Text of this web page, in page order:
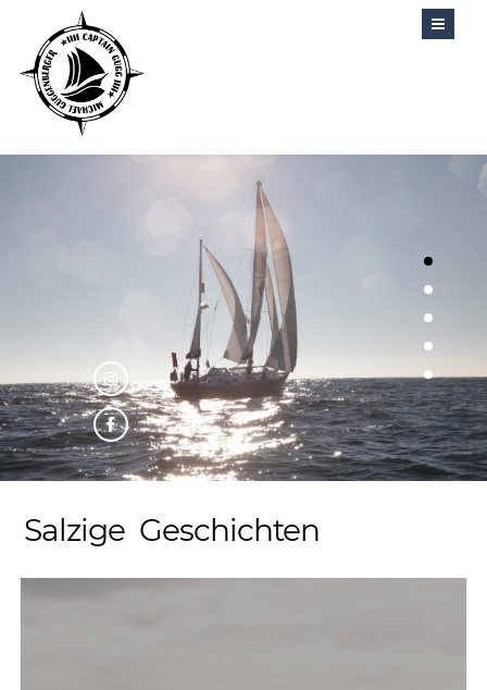
Salzige Geschichten